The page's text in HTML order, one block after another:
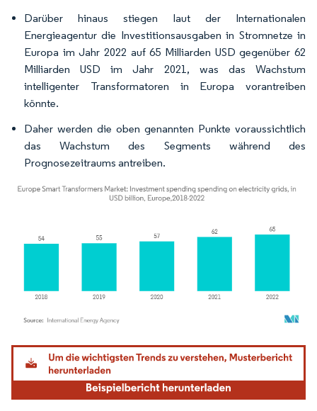
Darüber hinaus stiegen laut der Internationalen
Energieagentur die Investitionsausgaben in Stromnetze in
Europa im Jahr 2022 auf 65 Milliarden USD gegenüber 62
Milliarden USD im Jahr 2021, was das Wachstum
intelligenter Transformatoren in Europa vorantreiben
könnte.
Daher werden die oben genannten Punkte voraussichtlich
das Wachstum des Segments während des
Prognosezeitraums antreiben.
Bild © Mordor Intelligence. Wiederverwendung erfordert Namensnennung gemäß